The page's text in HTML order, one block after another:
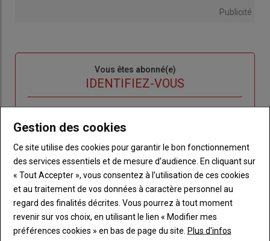
Publicité
Vous êtes abonné(e)
IDENTIFIEZ-VOUS
de votre abonnement
Lien
"Créer
un
nouveau
compte"
Créer un nouveau compte
Lien
"Réinitialiser
votre
mot
de
passe"
Réinitialiser votre mot de passe
Lien
"Je
me
connecte"
Je me connecte
Gestion des cookies
Ce site utilise des cookies pour garantir le bon fonctionnement
des services essentiels et de mesure d’audience. En cliquant sur
« Tout Accepter », vous consentez à l’utilisation de ces cookies
et au traitement de vos données à caractère personnel au
regard des finalités décrites. Vous pourrez à tout moment
revenir sur vos choix, en utilisant le lien « Modifier mes
préférences cookies » en bas de page du site. Plus d'infos